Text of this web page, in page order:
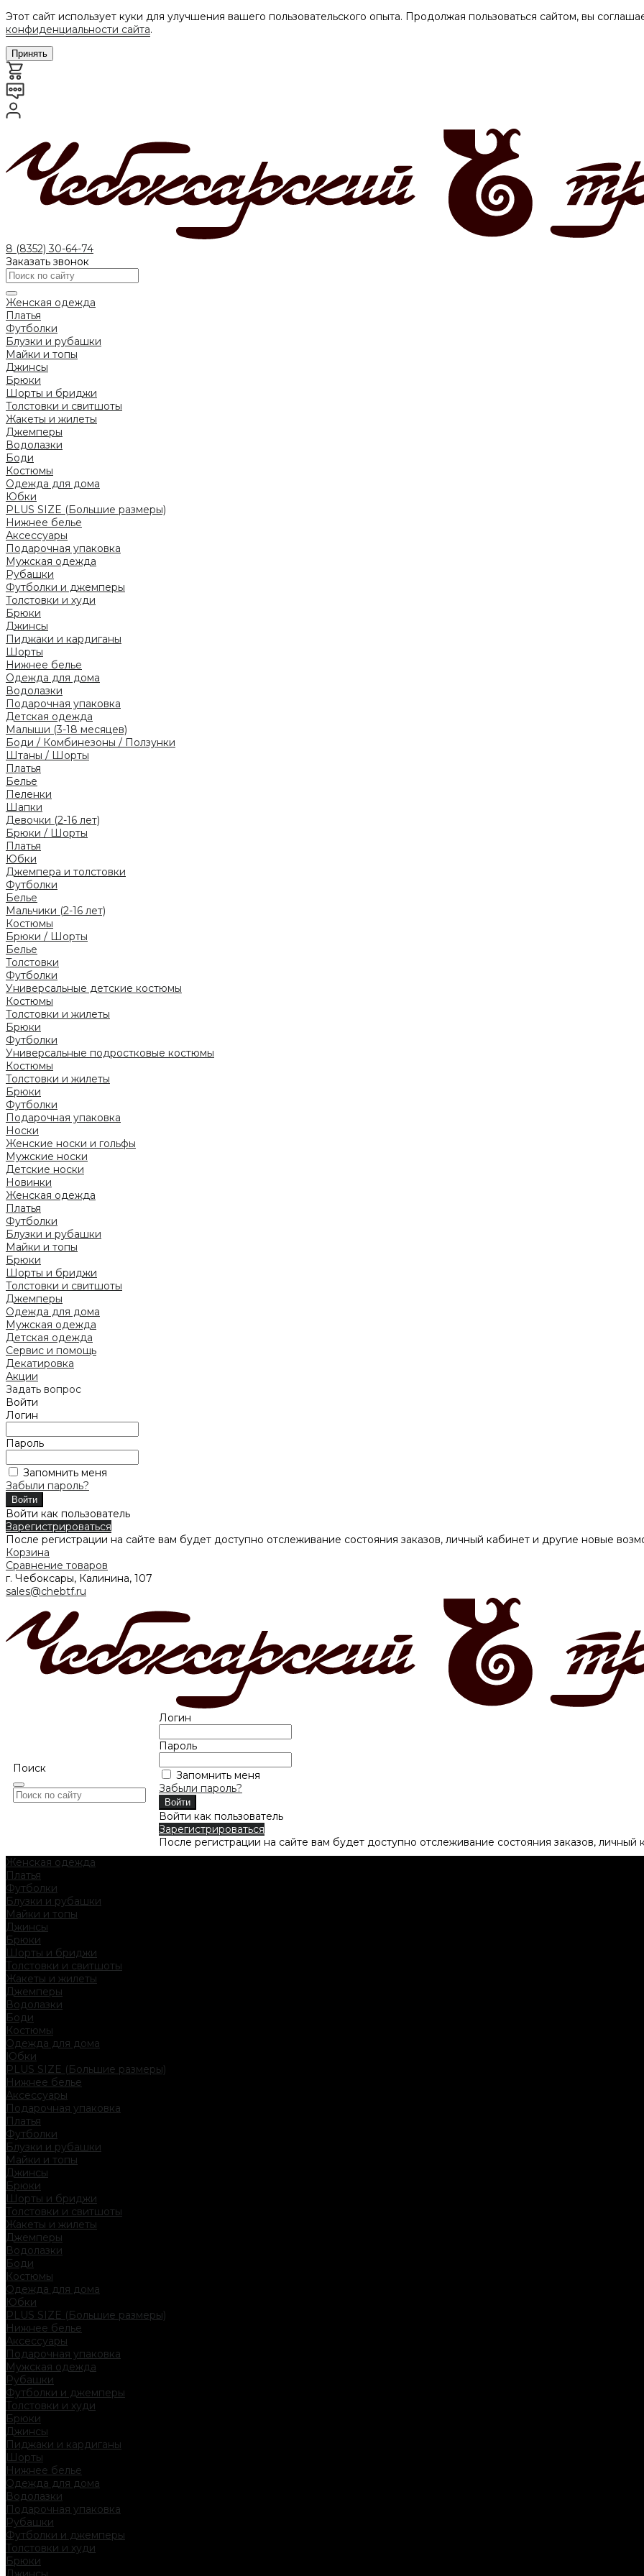
Этот сайт использует куки для улучшения вашего пользовательского опыта. Продолжая пользоваться сайтом, вы
конфиденциальности сайта.
Принять
8 (8352) 30-64-74
Заказать звонок
Женская одежда
Платья
Футболки
Блузки и рубашки
Майки и топы
Джинсы
Брюки
Шорты и бриджи
Толстовки и свитшоты
Жакеты и жилеты
Джемперы
Водолазки
Боди
Костюмы
Одежда для дома
Юбки
PLUS SIZE (Большие размеры)
Нижнее белье
Аксессуары
Подарочная упаковка
Мужская одежда
Рубашки
Футболки и джемперы
Толстовки и худи
Брюки
Джинсы
Пиджаки и кардиганы
Шорты
Нижнее белье
Одежда для дома
Водолазки
Подарочная упаковка
Детская одежда
Малыши (3-18 месяцев)
Боди / Комбинезоны / Ползунки
Штаны / Шорты
Платья
Белье
Пеленки
Шапки
Девочки (2-16 лет)
Брюки / Шорты
Платья
Юбки
Джемпера и толстовки
Футболки
Белье
Мальчики (2-16 лет)
Костюмы
Брюки / Шорты
Белье
Толстовки
Футболки
Универсальные детские костюмы
Костюмы
Толстовки и жилеты
Брюки
Футболки
Универсальные подростковые костюмы
Костюмы
Толстовки и жилеты
Брюки
Футболки
Подарочная упаковка
Носки
Женские носки и гольфы
Мужские носки
Детские носки
Новинки
Женская одежда
Платья
Футболки
Блузки и рубашки
Майки и топы
Брюки
Шорты и бриджи
Толстовки и свитшоты
Джемперы
Одежда для дома
Мужская одежда
Детская одежда
Сервис и помощь
Декатировка
Акции
Задать вопрос
Войти
Логин
Пароль
Запомнить меня
Забыли пароль?
Войти как пользователь
Зарегистрироваться
После регистрации на сайте вам будет доступно отслеживание состояния заказов, личный кабинет и другие новые
Корзина
Сравнение товаров
г. Чебоксары, Калинина, 107
sales@chebtf.ru
Поиск
Логин
Пароль
Запомнить меня
Забыли пароль?
Войти как пользователь
Зарегистрироваться
После регистрации на сайте вам будет доступно отслеживание состояния заказов,
Женская одежда
Платья
Футболки
Блузки и рубашки
Майки и топы
Джинсы
Брюки
Шорты и бриджи
Толстовки и свитшоты
Жакеты и жилеты
Джемперы
Водолазки
Боди
Костюмы
Одежда для дома
Юбки
PLUS SIZE (Большие размеры)
Нижнее белье
Аксессуары
Подарочная упаковка
Платья
Футболки
Блузки и рубашки
Майки и топы
Джинсы
Брюки
Шорты и бриджи
Толстовки и свитшоты
Жакеты и жилеты
Джемперы
Водолазки
Боди
Костюмы
Одежда для дома
Юбки
PLUS SIZE (Большие размеры)
Нижнее белье
Аксессуары
Подарочная упаковка
Мужская одежда
Рубашки
Футболки и джемперы
Толстовки и худи
Брюки
Джинсы
Пиджаки и кардиганы
Шорты
Нижнее белье
Одежда для дома
Водолазки
Подарочная упаковка
Рубашки
Футболки и джемперы
Толстовки и худи
Брюки